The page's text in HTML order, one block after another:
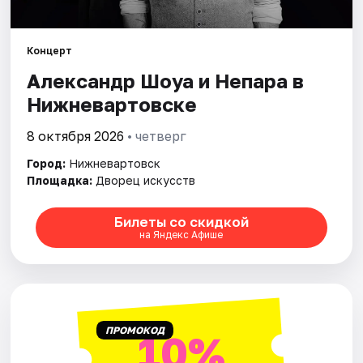
Рейтинги
Концерт
Александр Шоуа и Непара в
Нижневартовске
8 октября 2026 • четверг
Город: Нижневартовск
Площадка: Дворец искусств
Билеты со скидкой
на Яндекс Афише
ПРОМОКОД10%